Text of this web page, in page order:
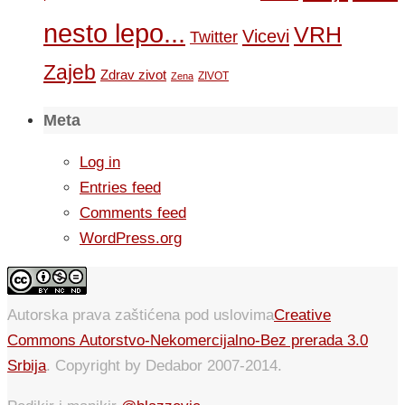
nesto lepo... Twitter Vicevi VRH
Zajeb Zdrav zivot Zena ZIVOT
Meta
Log in
Entries feed
Comments feed
WordPress.org
Autorska prava zaštićena pod uslovimaCreative
Commons Autorstvo-Nekomercijalno-Bez prerada 3.0
Srbija. Copyright by Dedabor 2007-2014.